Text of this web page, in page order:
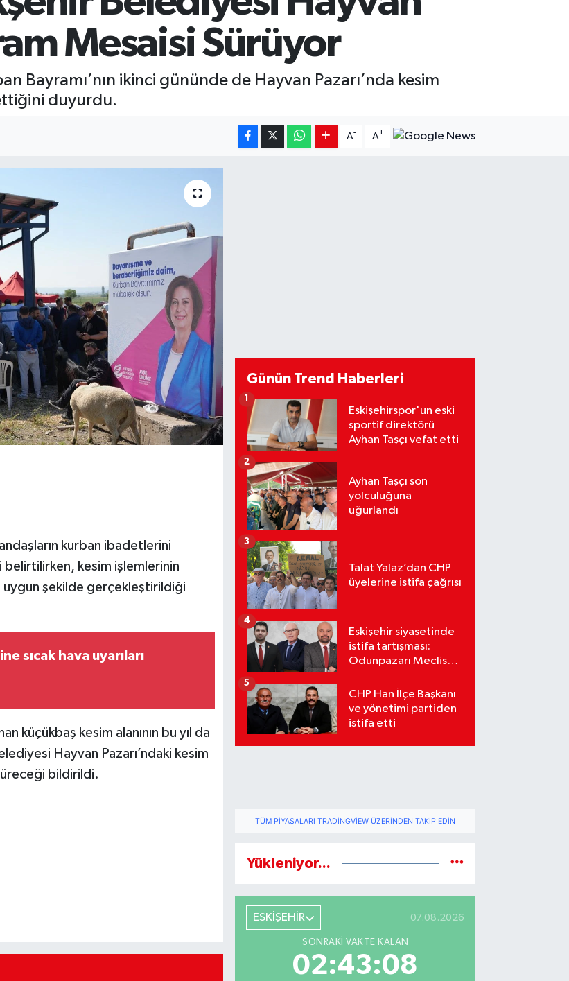
Mesaisi Sürüyor
Bayramı’nın ikinci gününde de Hayvan Pazarı’nda kesim
duyurdu.
A- A+
kurban ibadetlerini
kesim işlemlerinin
şekilde gerçekleştirildiği
sıcak hava uyarıları
küçükbaş kesim alanının bu yıl da
Hayvan Pazarı’ndaki kesim
bildirildi.
Günün Trend Haberleri
Eskişehirspor'un eski
sportif direktörü
Ayhan Taşçı vefat etti
Ayhan Taşçı son
yolculuğuna
uğurlandı
2
Talat Yalaz’dan CHP
üyelerine istifa çağrısı
3
Eskişehir siyasetinde
istifa tartışması:
Odunpazarı Meclis
medyada karşı karşıya
geldi
4
CHP Han İlçe Başkanı
ve yönetimi partiden
istifa etti
5
TÜM PIYASALARI TRADINGVIEW ÜZERINDEN TAKIP EDIN
Yükleniyor...
ESKİŞEHİR 07.08.2026
SONRAKI VAKTE KALAN
02:43:07